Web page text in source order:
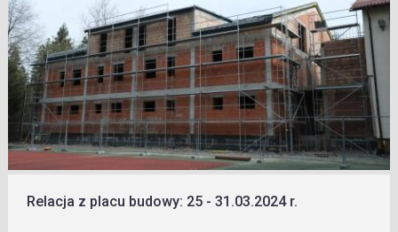
Relacja z placu budowy: 25 - 31.03.2024 r.